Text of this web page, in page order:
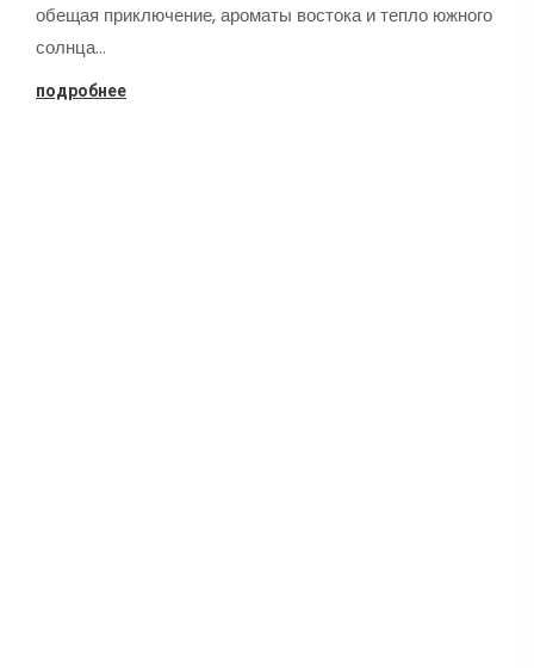
обещая приключение, ароматы востока и тепло южного
солнца…
подробнее